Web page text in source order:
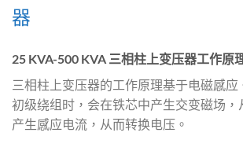
器
25 KVA-500 KVA 三相柱上变压器工作原
三相柱上变压器的工作原理基于电磁感应
初级绕组时，会在铁芯中产生交变磁场，
产生感应电流，从而转换电压。